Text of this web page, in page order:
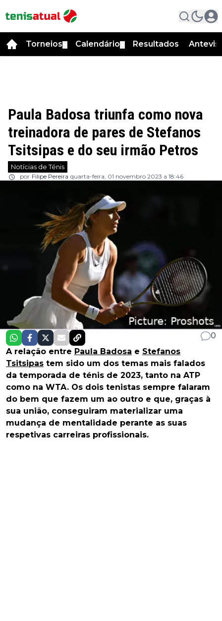
Torneios Calendário Resultados
Paula Badosa triunfa como nova
treinadora de pares de Stefanos
Tsitsipas e do seu irmão Petros
Notícias de Ténis
por Filipe Pereira quarta-feira, 01 novembro 2023 a 18:46
0
A relação entre Paula Badosa e Stefanos
Tsitsipas tem sido um dos temas mais falados
da temporada de ténis de 2023, tanto na ATP
como na WTA. Os dois tenistas sempre falaram
do bem que fazem um ao outro e que, graças à
sua união, conseguiram materializar uma
mudança de mentalidade perante as suas
respetivas carreiras profissionais.